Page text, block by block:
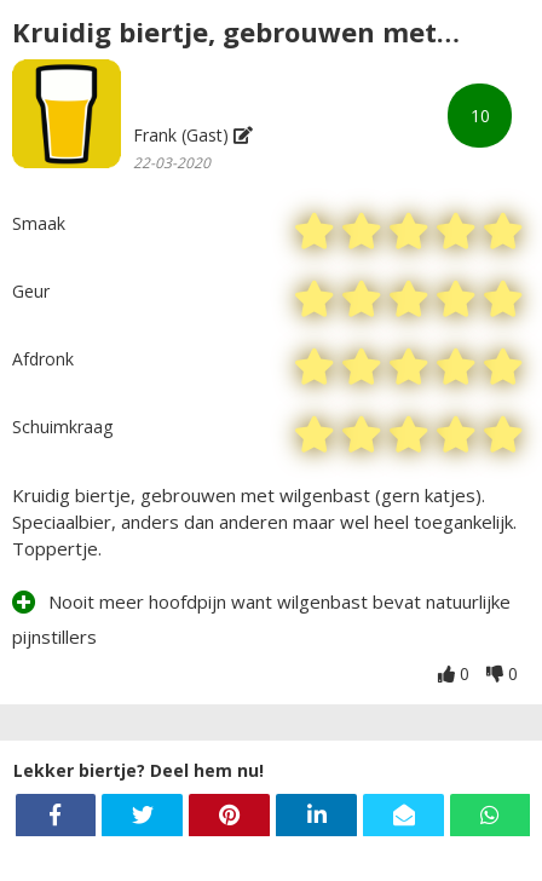
10
Kruidig biertje, gebrouwen met
wilgenbast
Frank (Gast)
22-03-2020
Smaak
Geur
Afdronk
Schuimkraag
Kruidig biertje, gebrouwen met wilgenbast (gern katjes).
Speciaalbier, anders dan anderen maar wel heel toegankelijk.
Toppertje.
Nooit meer hoofdpijn want wilgenbast bevat natuurlijke
pijnstillers
0 0
Lekker biertje? Deel hem nu!